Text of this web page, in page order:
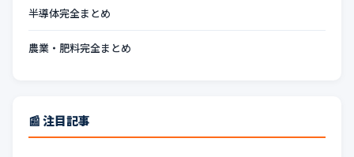
半導体完全まとめ
農業・肥料完全まとめ
📰 注目記事